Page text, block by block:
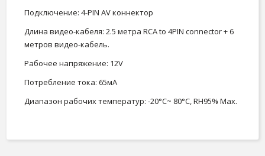
Подключение: 4-PIN AV коннектор
Длина видео-кабеля: 2.5 метра RCA to 4PIN connector + 6
метров видео-кабель.
Рабочее напряжение: 12V
Потребление тока: 65мА
Диапазон рабочих температур: -20°C~ 80°C, RH95% Max.